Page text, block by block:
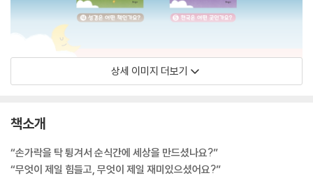
상세 이미지 더보기
책소개
“손가락을 탁 튕겨서 순식간에 세상을 만드셨나요?”
“무엇이 제일 힘들고, 무엇이 제일 재미있으셨어요?”